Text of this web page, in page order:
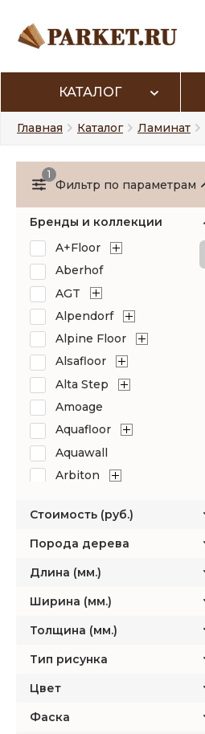
КАТАЛОГ
Главная Каталог Ламинат
1
Фильтр по параметрам
Бренды и коллекции
A+Floor
Aberhof
AGT
Alpendorf
Alpine Floor
Alsafloor
Alta Step
Amoage
Aquafloor
Aquawall
Arbiton
Arteo
Balterio
Bau Master
Betta
Boho Floors
Brilliant
Damy Floor
Стоимость (руб.)
Порода дерева
Длина (мм.)
Ширина (мм.)
Толщина (мм.)
Тип рисунка
Цвет
Фаска